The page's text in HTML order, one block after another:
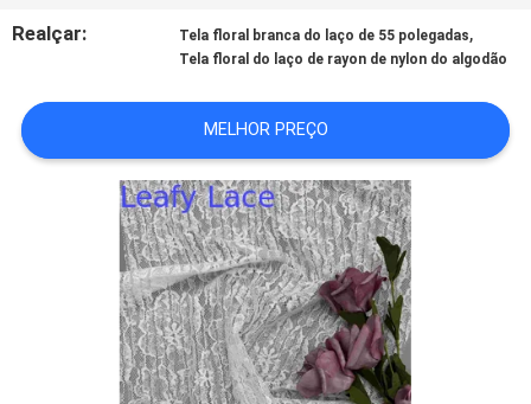
MAPA
SITE
POLÍTICA
PRIVACIDADE
Realçar: Tela floral branca do laço de 55 polegadas,
Tela floral do laço de rayon de nylon do algodão
MELHOR PREÇO